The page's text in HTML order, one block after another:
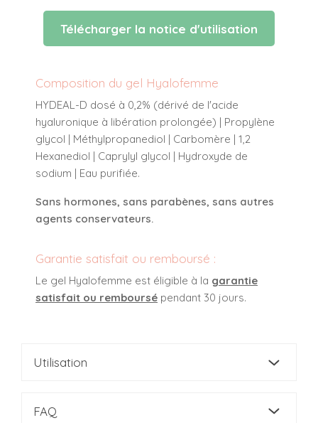
Télécharger la notice d'utilisation
Composition du gel Hyalofemme
HYDEAL-D dosé à 0,2% (dérivé de l'acide
hyaluronique à libération prolongée) | Propylène
glycol | Méthylpropanediol | Carbomère | 1,2
Hexanediol | Caprylyl glycol | Hydroxyde de
sodium | Eau purifiée.
Sans hormones, sans parabènes, sans autres
agents conservateurs.
Garantie satisfait ou remboursé :
Le gel Hyalofemme est éligible à la garantie
satisfait ou remboursé pendant 30 jours.
Utilisation
FAQ